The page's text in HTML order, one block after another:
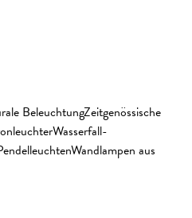
BeleuchtungZeitgenössische
Wasserfall-
Wandlampen aus